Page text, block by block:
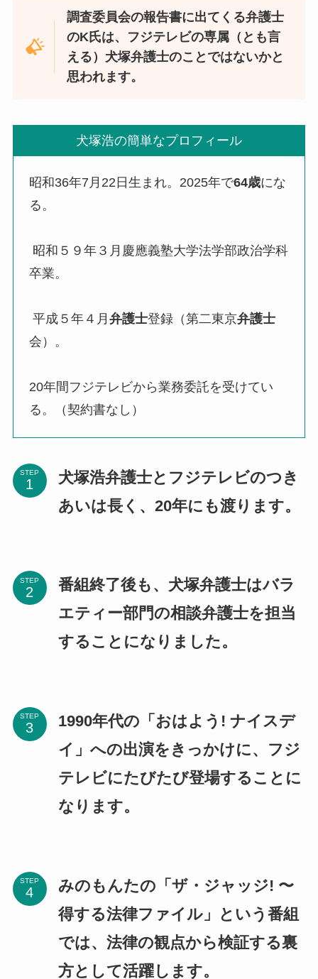
調査委員会の報告書に出てくる弁護士
のK氏は、フジテレビの専属（とも言
える）犬塚弁護士のことではないかと
思われます。
犬塚浩の簡単なプロフィール
昭和36年7月22日生まれ。2025年で64歳にな
る。
昭和５９年３月慶應義塾大学法学部政治学科
卒業。
平成５年４月弁護士登録（第二東京弁護士
会）。
20年間フジテレビから業務委託を受けてい
る。（契約書なし）
STEP
犬塚浩弁護士とフジテレビのつき
あいは長く、20年にも渡ります。
STEP
番組終了後も、犬塚弁護士はバラ
エティー部門の相談弁護士を担当
することになりました。
STEP
1990年代の「おはよう! ナイスデ
イ」への出演をきっかけに、フジ
テレビにたびたび登場することに
なります。
STEP
みのもんたの「ザ・ジャッジ! 〜
得する法律ファイル」という番組
では、法律の観点から検証する裏
方として活躍します。